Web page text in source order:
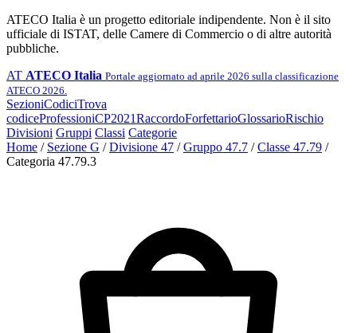
ATECO Italia è un progetto editoriale indipendente. Non è il sito
ufficiale di ISTAT, delle Camere di Commercio o di altre autorità
pubbliche.
AT ATECO Italia Portale aggiornato ad aprile 2026 sulla classificazione
ATECO 2026.
SezioniCodiciTrova
codiceProfessioniCP2021RaccordoForfettarioGlossarioRischio
Divisioni Gruppi Classi Categorie
Home / Sezione G / Divisione 47 / Gruppo 47.7 / Classe 47.79 /
Categoria 47.79.3